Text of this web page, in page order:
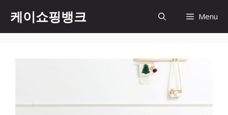
content
케이쇼핑뱅크 Menu